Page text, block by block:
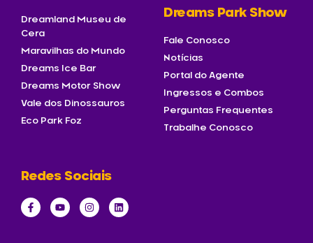
Dreamland Museu de
Cera
Maravilhas do Mundo
Dreams Ice Bar
Dreams Motor Show
Vale dos Dinossauros
Eco Park Foz
Dreams Park Show
Fale Conosco
Notícias
Portal do Agente
Ingressos e Combos
Perguntas Frequentes
Trabalhe Conosco
Redes Sociais